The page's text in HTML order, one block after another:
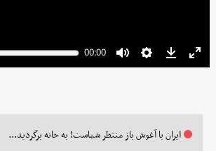
ایران با آغوش باز منتظر شماست! به خانه برگردید...